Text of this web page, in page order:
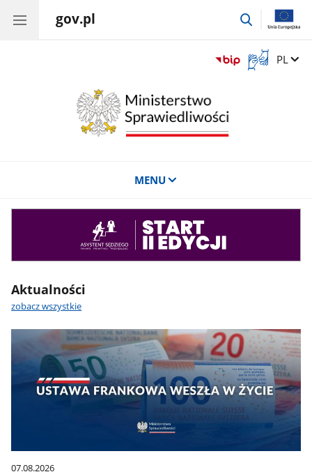
gov.pl
przejdź
Otwórz
okno
Zmień
PL
MENU
Aktualności
zobacz wszystkie
07.08.2026